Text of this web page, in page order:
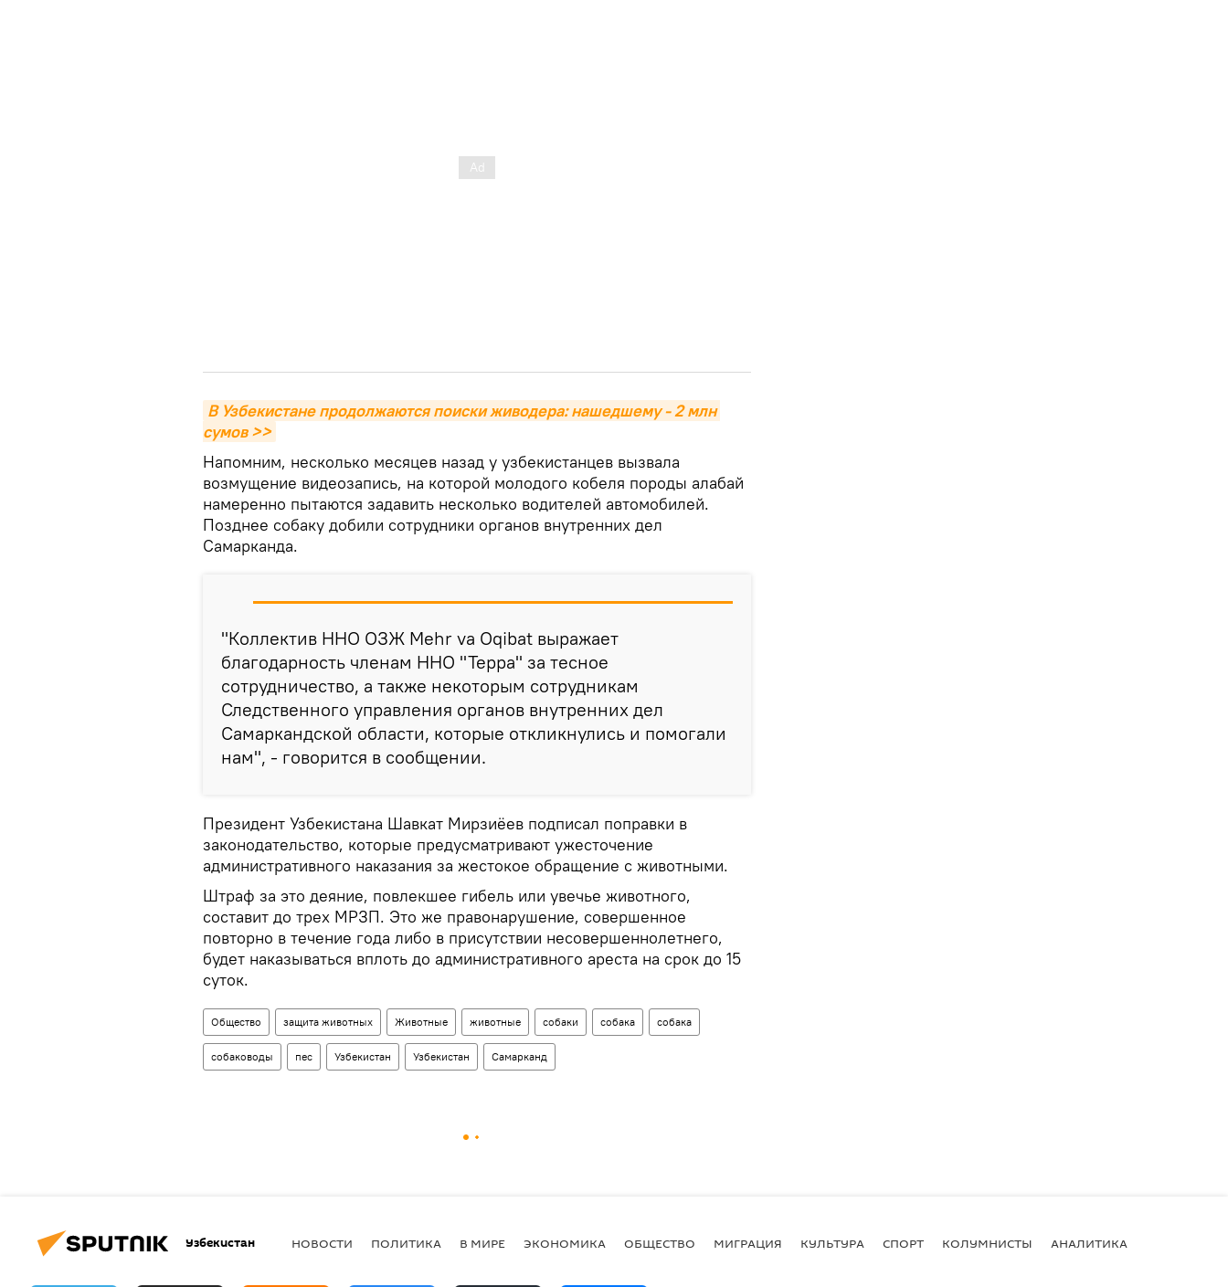
В Узбекистане продолжаются поиски живодера: нашедшему - 2 млн
сумов >>
Напомним, несколько месяцев назад у узбекистанцев вызвала
возмущение видеозапись, на которой молодого кобеля породы алабай
намеренно пытаются задавить несколько водителей автомобилей.
Позднее собаку добили сотрудники органов внутренних дел
Самарканда.
"Коллектив ННО ОЗЖ Mehr va Oqibat выражает
благодарность членам ННО "Терра" за тесное
сотрудничество, а также некоторым сотрудникам
Следственного управления органов внутренних дел
Самаркандской области, которые откликнулись и помогали
нам", - говорится в сообщении.
Президент Узбекистана Шавкат Мирзиёев подписал поправки в
законодательство, которые предусматривают ужесточение
административного наказания за жестокое обращение с животными.
Штраф за это деяние, повлекшее гибель или увечье животного,
составит до трех МРЗП. Это же правонарушение, совершенное
повторно в течение года либо в присутствии несовершеннолетнего,
будет наказываться вплоть до административного ареста на срок до 15
суток.
Общество защита животных Животные животные собаки собака собака
собаководы пес Узбекистан Узбекистан Самарканд
Узбекистан НОВОСТИ ПОЛИТИКА В МИРЕ ЭКОНОМИКА ОБЩЕСТВО МИГРАЦИЯ КУЛЬТУРА СПОРТ КОЛУМНИСТЫ АНАЛИТИКА